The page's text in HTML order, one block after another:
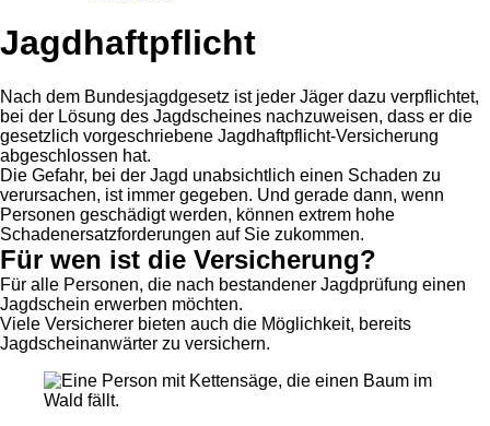
Jagdhaftpflicht
Nach dem Bundesjagdgesetz ist jeder Jäger dazu verpflichtet,
bei der Lösung des Jagdscheines nachzuweisen, dass er die
gesetzlich vorgeschriebene Jagdhaftpflicht-Versicherung
abgeschlossen hat.
Die Gefahr, bei der Jagd unabsichtlich einen Schaden zu
verursachen, ist immer gegeben. Und gerade dann, wenn
Personen geschädigt werden, können extrem hohe
Schadenersatzforderungen auf Sie zukommen.
Für wen ist die Versicherung?
Für alle Personen, die nach bestandener Jagdprüfung einen
Jagdschein erwerben möchten.
Viele Versicherer bieten auch die Möglichkeit, bereits
Jagdscheinanwärter zu versichern.